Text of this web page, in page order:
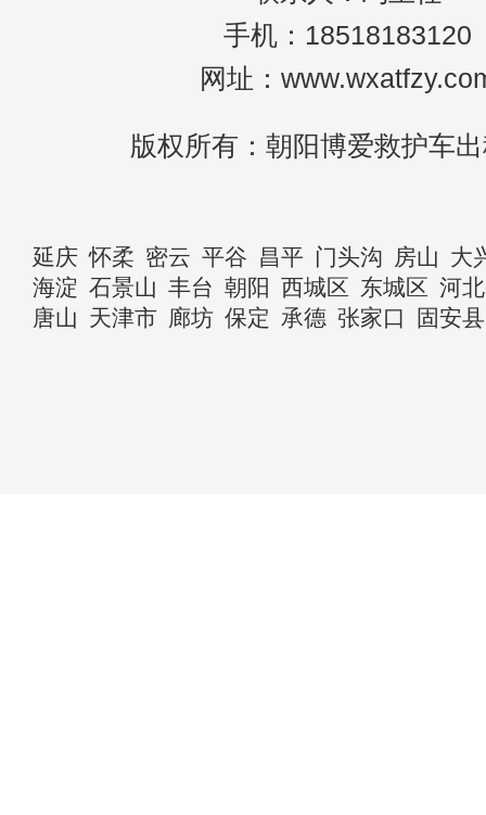
手机：18518183120
网址：
版权所有：朝阳博爱救护车
延庆 怀柔 密云 平谷 昌平 门头沟 房山 大
海淀 石景山 丰台 朝阳 西城区 东城区 河
唐山 天津市 廊坊 保定 承德 张家口 固安县